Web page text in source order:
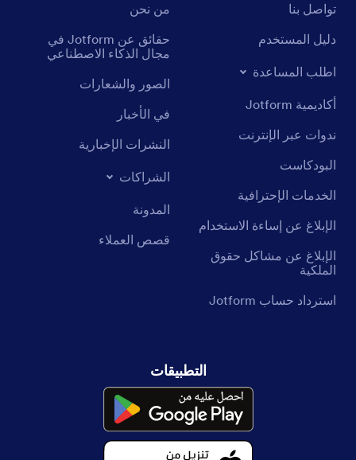
تواصل بنا
دليل المستخدم
اطلب المساعدة
أكاديمية Jotform
ندوات عبر الإنترنت
البودكاست
الخدمات الإحترافية
الإبلاغ عن إساءة الاستخدام
الإبلاغ عن مشاكل حقوق
الملكية
استرداد حساب Jotform
من نحن
حقائق عن Jotform في
مجال الذكاء الاصطناعي
الصور والشعارات
في الأخبار
النشرات الإخبارية
الشراكات
المدونة
قصص العملاء
التطبيقات